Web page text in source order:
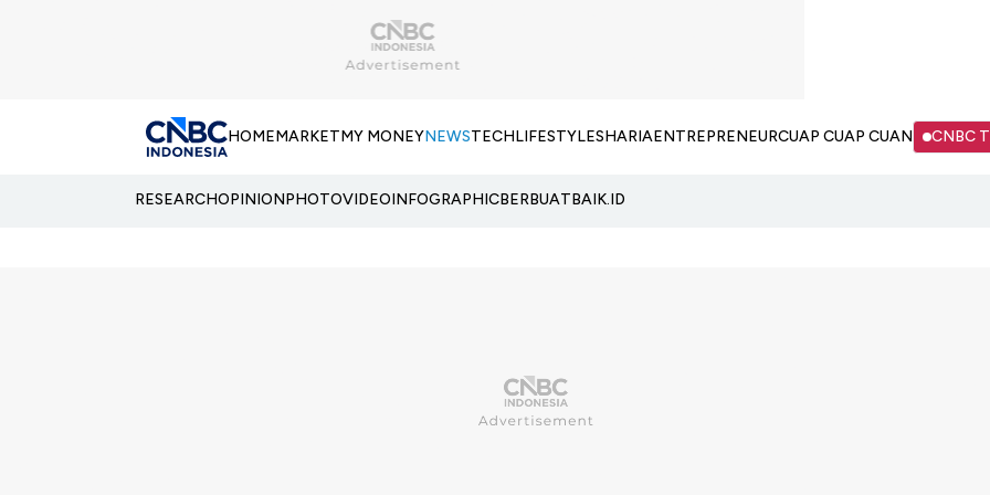
HOMEMARKETMY MONEYNEWSTECHLIFESTYLESHARIAENTREPRENEURCUAP CUAP CUAN CNBC
RESEARCHOPINIONPHOTOVIDEOINFOGRAPHICBERBUATBAIK.ID